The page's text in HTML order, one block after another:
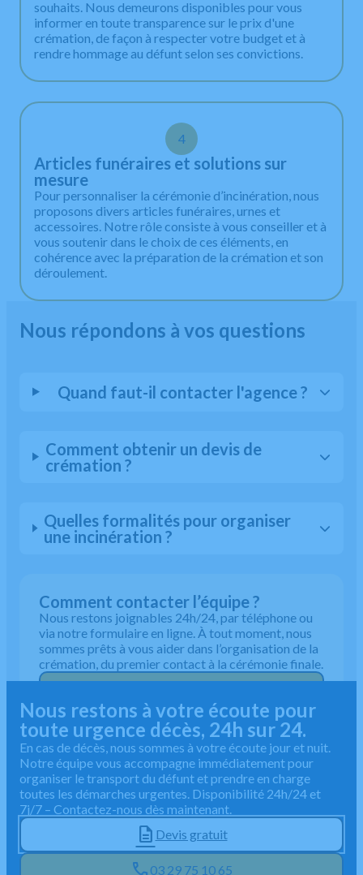
souhaits. Nous demeurons disponibles pour vous
informer en toute transparence sur le prix d'une
crémation, de façon à respecter votre budget et à
rendre hommage au défunt selon ses convictions.
4
Articles funéraires et solutions sur
mesure
Pour personnaliser la cérémonie d’incinération, nous
proposons divers articles funéraires, urnes et
accessoires. Notre rôle consiste à vous conseiller et à
vous soutenir dans le choix de ces éléments, en
cohérence avec la préparation de la crémation et son
déroulement.
Nous répondons à vos questions
Quand faut-il contacter l'agence ?
Comment obtenir un devis de
crémation ?
Quelles formalités pour organiser
une incinération ?
Comment contacter l’équipe ?
Nous restons joignables 24h/24, par téléphone ou
via notre formulaire en ligne. À tout moment, nous
sommes prêts à vous aider dans l’organisation de la
crémation, du premier contact à la cérémonie finale.
Nous restons à votre écoute pour
toute urgence décès, 24h sur 24.
En cas de décès, nous sommes à votre écoute jour et nuit.
Notre équipe vous accompagne immédiatement pour
organiser le transport du défunt et prendre en charge
toutes les démarches urgentes. Disponibilité 24h/24 et
7j/7 – Contactez-nous dès maintenant.
Devis gratuit
03 29 75 10 65